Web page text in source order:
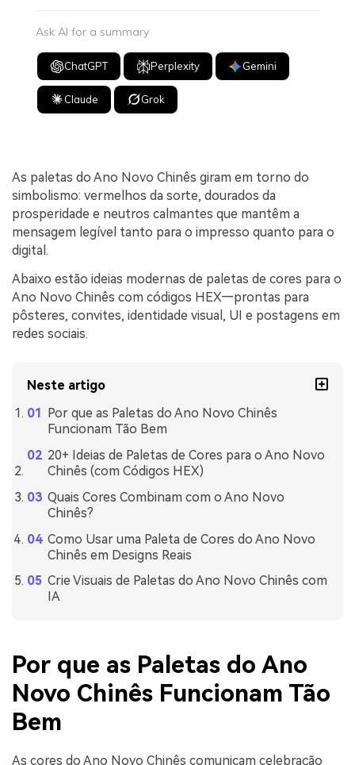
Ask AI for a summary
ChatGPT Perplexity Gemini
Claude Grok
As paletas do Ano Novo Chinês giram em torno do
simbolismo: vermelhos da sorte, dourados da
prosperidade e neutros calmantes que mantêm a
mensagem legível tanto para o impresso quanto para o
digital.
Abaixo estão ideias modernas de paletas de cores para o
Ano Novo Chinês com códigos HEX—prontas para
pôsteres, convites, identidade visual, UI e postagens em
redes sociais.
Neste artigo
Por que as Paletas do Ano Novo Chinês
Funcionam Tão Bem
20+ Ideias de Paletas de Cores para o Ano Novo
Chinês (com Códigos HEX)
Quais Cores Combinam com o Ano Novo
Chinês?
Como Usar uma Paleta de Cores do Ano Novo
Chinês em Designs Reais
Crie Visuais de Paletas do Ano Novo Chinês com
IA
Por que as Paletas do Ano
Novo Chinês Funcionam Tão
Bem
As cores do Ano Novo Chinês comunicam celebração